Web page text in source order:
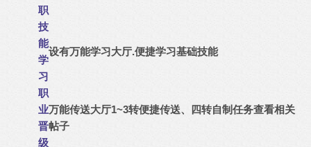
职
技
能
学
习
设有万能学习大厅.便捷学习基础技能
职
业
晋
级
万能传送大厅1~3转便捷传送、四转自制任务查看相关
帖子